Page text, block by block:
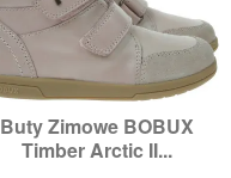
Buty Zimowe BOBUX
Timber Arctic II...